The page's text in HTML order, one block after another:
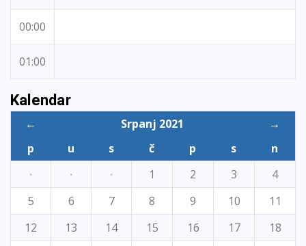
00:00
01:00
Kalendar
← Srpanj 2021
→
p
u s č p s
n
·
· · 1 2 3
4
5
6 7 8 9 10
11
12
13 14 15 16 17
18